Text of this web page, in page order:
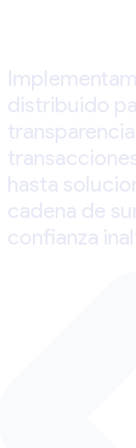
distribuido
hasta
cadena de
confianza